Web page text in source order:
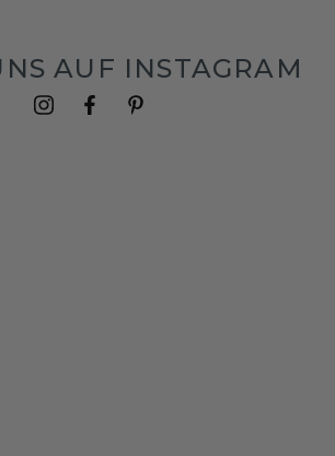
AUF INSTAGRAM